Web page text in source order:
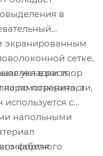
в
экранированным
сетке,
укладки и
по поверхности,
в раствор
керамогранита, а
с
напольными
кабеля